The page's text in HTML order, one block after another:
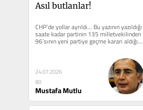
Asıl butlanlar!
CHP’de yollar ayrıldı... Bu yazının yazıldığı
saate kadar partinin 135 milletvekilinden
96’sının yeni partiye geçme kararı aldığı...
24.07.2026
80
Mustafa Mutlu